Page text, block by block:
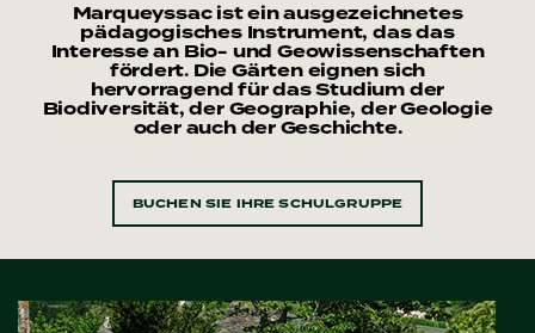
Marqueyssac ist ein ausgezeichnetes
pädagogisches Instrument, das das
Interesse an Bio- und Geowissenschaften
fördert. Die Gärten eignen sich
hervorragend für das Studium der
Biodiversität, der Geographie, der Geologie
oder auch der Geschichte.
BUCHEN SIE IHRE SCHULGRUPPE